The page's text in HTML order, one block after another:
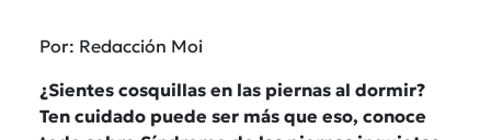
Por: Redacción Moi
¿Sientes cosquillas en las piernas al dormir?
Ten cuidado puede ser más que eso, conoce